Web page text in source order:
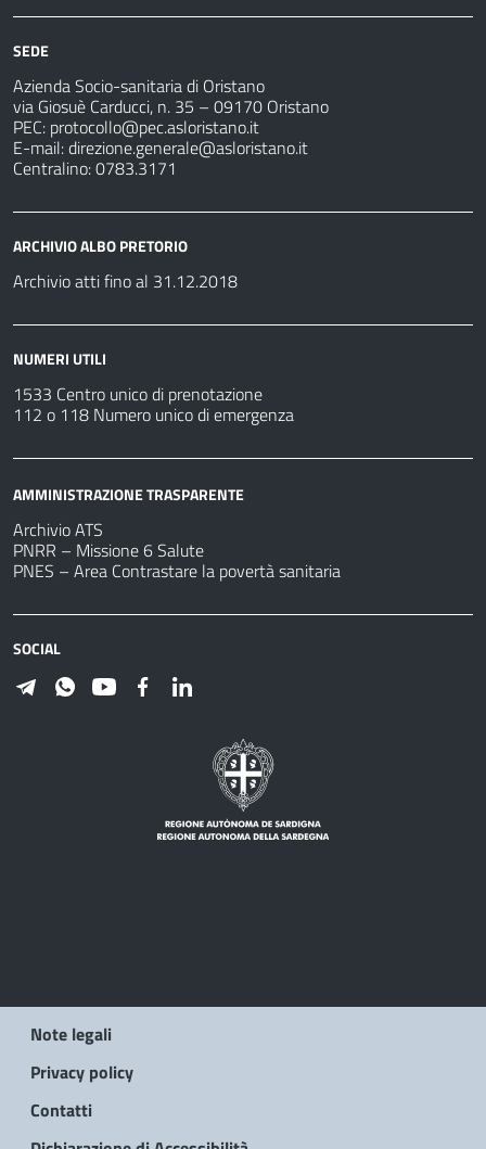
SEDE
Azienda Socio-sanitaria di Oristano
via Giosuè Carducci, n. 35 – 09170 Oristano
PEC: protocollo@pec.asloristano.it
E-mail:direzione.generale@asloristano.it
Centralino: 0783.3171
ARCHIVIO ALBO PRETORIO
Archivio atti fino al 31.12.2018
NUMERI UTILI
1533 Centro unico di prenotazione
112 o 118 Numero unico di emergenza
AMMINISTRAZIONE TRASPARENTE
Archivio ATS
PNRR – Missione 6 Salute
PNES – Area Contrastare la povertà sanitaria
SOCIAL
Note legali
Privacy policy
Contatti